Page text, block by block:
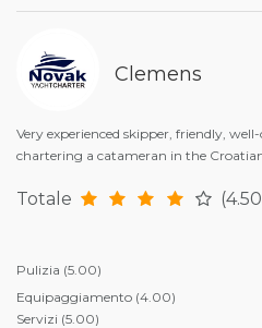
Clemens
Very experienced skipper, friendly,
chartering a catameran in the
Totale
Pulizia (5.00)
Equipaggiamento (4.00)
Servizi (5.00)